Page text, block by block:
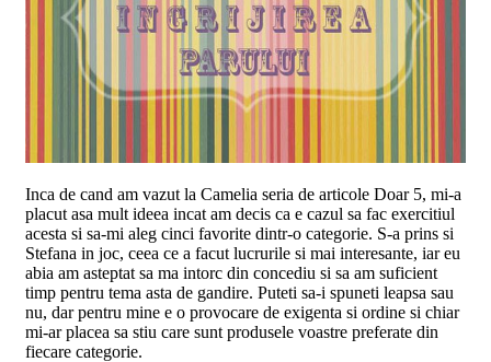
Inca de cand am vazut la Camelia seria de articole Doar 5, mi-a
placut asa mult ideea incat am decis ca e cazul sa fac exercitiul
acesta si sa-mi aleg cinci favorite dintr-o categorie. S-a prins si
Stefana in joc, ceea ce a facut lucrurile si mai interesante, iar eu
abia am asteptat sa ma intorc din concediu si sa am suficient
timp pentru tema asta de gandire. Puteti sa-i spuneti leapsa sau
nu, dar pentru mine e o provocare de exigenta si ordine si chiar
mi-ar placea sa stiu care sunt produsele voastre preferate din
fiecare categorie.